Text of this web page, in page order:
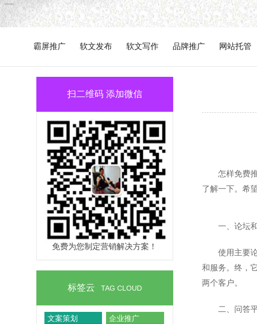
霸屏推广 软文发布 软文写作 品牌推广 网站托管
扫二维码 添加微信
免费为您制定营销解决方案！
标签云 TAG CLOUD
文案策划
企业推广
怎样免费
了解一下。希
一、论坛
使用主要
和服务。终，
两个客户。
二、问答